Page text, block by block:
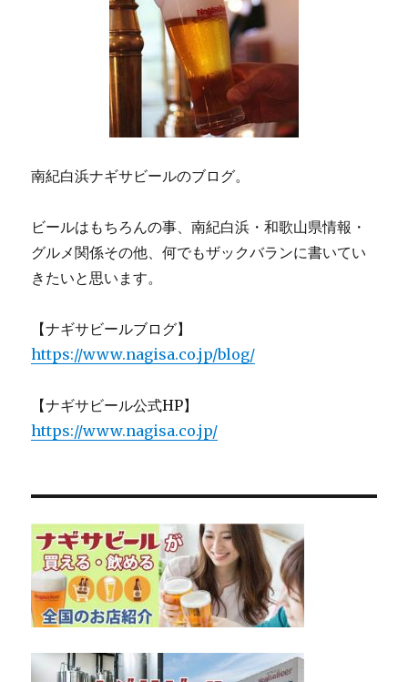
南紀白浜ナギサビールのブログ。
ビールはもちろんの事、南紀白浜・和歌山県情報・
グルメ関係その他、何でもザックバランに書いてい
きたいと思います。
【ナギサビールブログ】
https://www.nagisa.co.jp/blog/
【ナギサビール公式HP】
https://www.nagisa.co.jp/